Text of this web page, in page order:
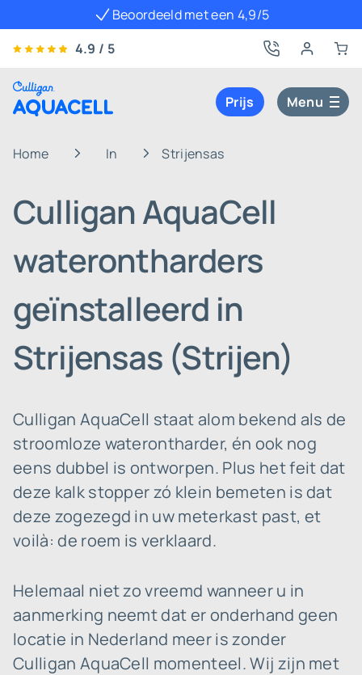
Beoordeeld met een 4,9/5
4.9 / 5
Prijs Menu
Home In Strijensas
Culligan AquaCell
waterontharders
geïnstalleerd in
Strijensas (Strijen)
Culligan AquaCell staat alom bekend als de
stroomloze waterontharder, én ook nog
eens dubbel is ontworpen. Plus het feit dat
deze kalk stopper zó klein bemeten is dat
deze zogezegd in uw meterkast past, et
voilà: de roem is verklaard.
Helemaal niet zo vreemd wanneer u in
aanmerking neemt dat er onderhand geen
locatie in Nederland meer is zonder
Culligan AquaCell momenteel. Wij zijn met